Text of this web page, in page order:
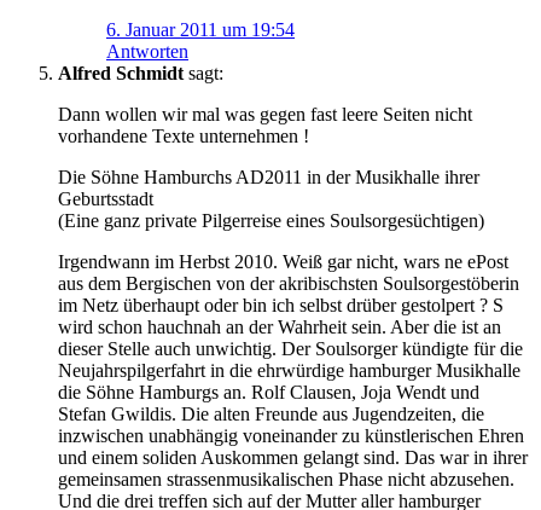
6. Januar 2011 um 19:54
Antworten
Alfred Schmidt sagt:
Dann wollen wir mal was gegen fast leere Seiten nicht
vorhandene Texte unternehmen !
Die Söhne Hamburchs AD2011 in der Musikhalle ihrer
Geburtsstadt
(Eine ganz private Pilgerreise eines Soulsorgesüchtigen)
Irgendwann im Herbst 2010. Weiß gar nicht, wars ne ePost
aus dem Bergischen von der akribischsten Soulsorgestöberin
im Netz überhaupt oder bin ich selbst drüber gestolpert ? S
wird schon hauchnah an der Wahrheit sein. Aber die ist an
dieser Stelle auch unwichtig. Der Soulsorger kündigte für die
Neujahrspilgerfahrt in die ehrwürdige hamburger Musikhalle
die Söhne Hamburgs an. Rolf Clausen, Joja Wendt und
Stefan Gwildis. Die alten Freunde aus Jugendzeiten, die
inzwischen unabhängig voneinander zu künstlerischen Ehren
und einem soliden Auskommen gelangt sind. Das war in ihrer
gemeinsamen strassenmusikalischen Phase nicht abzusehen.
Und die drei treffen sich auf der Mutter aller hamburger